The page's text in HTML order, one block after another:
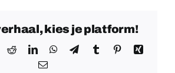
kies je platform!
RedditLinkedInWhatsApp
TelegramTumblr PinterestXing
E-